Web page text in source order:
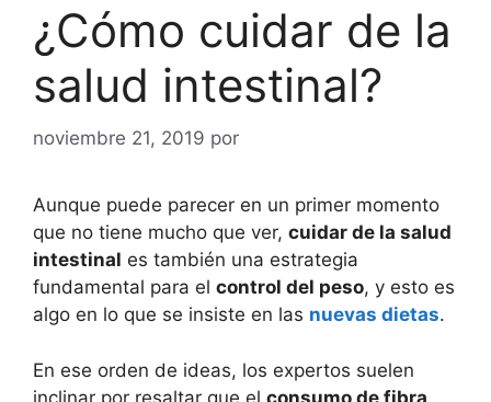
¿Cómo cuidar de la
salud intestinal?
noviembre 21, 2019 por
Aunque puede parecer en un primer momento
que no tiene mucho que ver, cuidar de la salud
intestinal es también una estrategia
fundamental para el control del peso, y esto es
algo en lo que se insiste en las nuevas dietas.
En ese orden de ideas, los expertos suelen
inclinar por resaltar que el consumo de fibra